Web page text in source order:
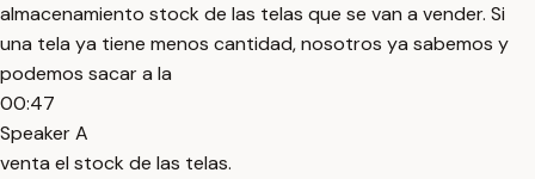
almacenamiento stock de las telas que se van a vender. Si
una tela ya tiene menos cantidad, nosotros ya sabemos y
podemos sacar a la
00:47
Speaker A
venta el stock de las telas.